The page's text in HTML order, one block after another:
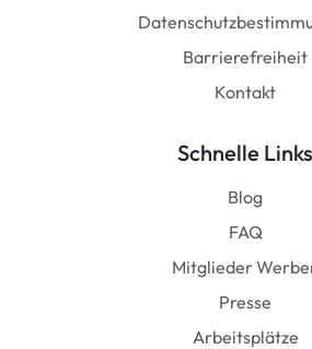
Barrierefreiheit
Kontakt
Schnelle Links
Blog
FAQ
Mitglieder
Presse
Arbeitsplätze